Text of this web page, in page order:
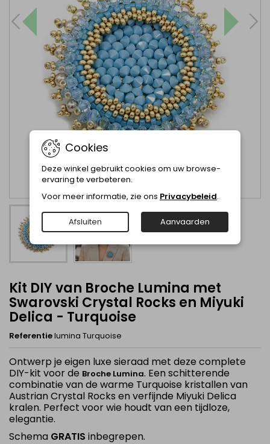
Kit DIY van Broche Lumina met
Swarovski Crystal Rocks en Miyuki
Delica - Turquoise
Referentielumina Turquoise
Ontwerp je eigen luxe sieraad met deze complete
DIY-kit voor de Broche Lumina. Een schitterende
combinatie van de warme Turquoise kristallen van
Austrian Crystal Rocks en verfijnde Miyuki Delica
kralen. Perfect voor wie houdt van een tijdloze,
elegantie.
Schema GRATIS inbegrepen.
Cookies
Deze winkel gebruikt cookies om uw browse-
ervaring te verbeteren.
Voor meer informatie, zie ons Privacybeleid.
Afsluiten Aanvaarden